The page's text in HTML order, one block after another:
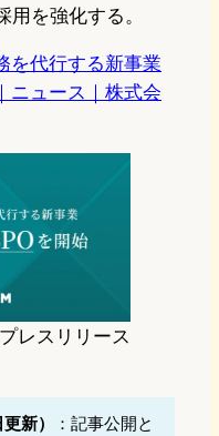
を強化する。
を代行する新事業
ニュース｜株式会
レスリリース
新）
：記事公開と